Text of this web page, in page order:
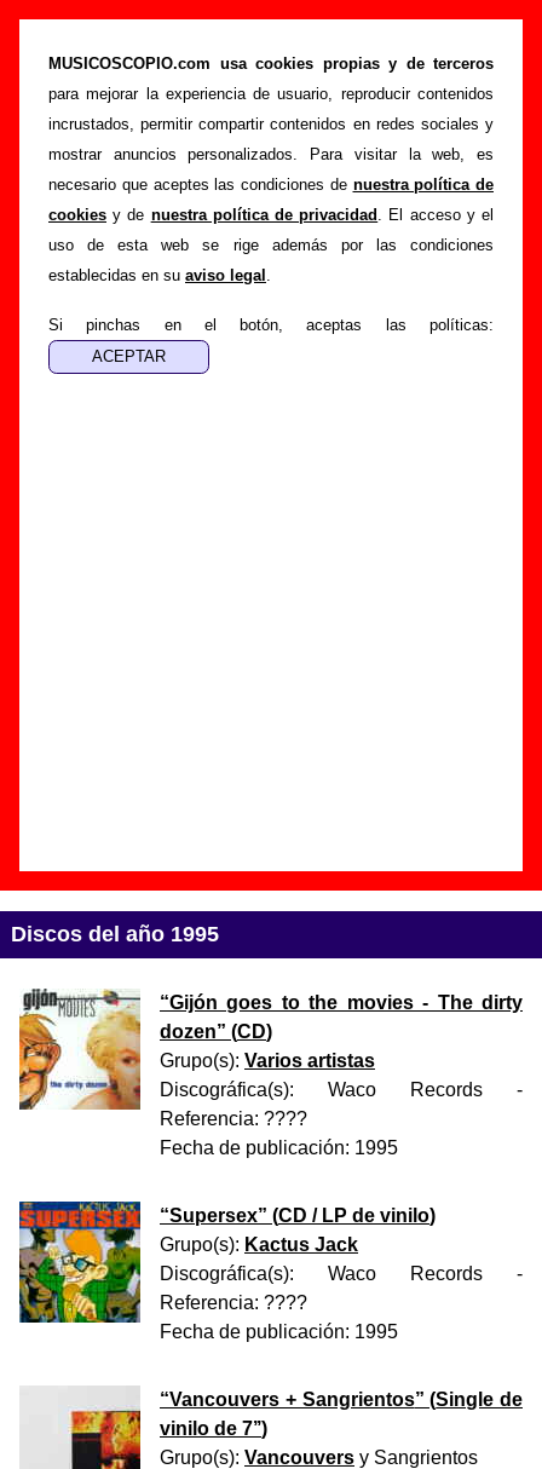
MUSICOSCOPIO.com usa cookies propias y de terceros
para mejorar la experiencia de usuario, reproducir contenidos
incrustados, permitir compartir contenidos en redes sociales y
mostrar anuncios personalizados. Para visitar la web, es
necesario que aceptes las condiciones de nuestra política de
cookies y de nuestra política de privacidad . El acceso y el
uso de esta web se rige además por las condiciones
establecidas en su aviso legal .
Si pinchas en el botón, aceptas las políticas:
Waco Records - Discos del sello ordenados
por año de edición
Portada >Discográficas >Waco Records
Esta página muestra la lista de los discos publicados por el
sello discográfico Waco Recordssobre los que hay
información en Musicoscopio. La lista está ordenada por el
año de publicación. Para leer más información sobre un
disco en concreto, sigue el enlace correspondiente.
Fecha de publicación:1994
Discos del año 1995
“Gijón goes to the movies - The dirty
dozen” (CD)
Grupo(s): Varios artistas
Discográfica(s): Waco Records -
Referencia: ????
Fecha de publicación: 1995
“Supersex” (CD / LP de vinilo)
Grupo(s): Kactus Jack
Discográfica(s): Waco Records -
Referencia: ????
Fecha de publicación: 1995
“Vancouvers + Sangrientos” (Single de
vinilo de 7’’)
Grupo(s): Vancouvers y Sangrientos